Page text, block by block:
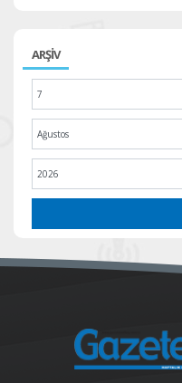
ARŞİV